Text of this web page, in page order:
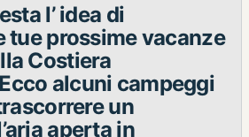
l’ idea di
tue prossime vacanze
Costiera
alcuni campeggi
un
aperta in